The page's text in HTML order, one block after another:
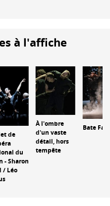
à l'affiche
de
du
- Sharon
/ Léo
À l'ombre
d'un vaste
détail, hors
tempête
Bate